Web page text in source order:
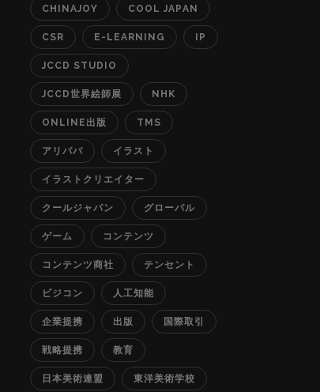
CHINAJOY COOL JAPAN
CSR E-LEARNING IP
JCCD STUDIO
JCCD世界絵師展 NHK
ONLINE出版 TMS
アリババ イラスト
イラストクリエイター
クールジャパン グローバル
ゲーム コンテンツ
コンテンツ商社 テンセント
ビジコン 人工知能
企業提携 出版 国際取引
戦略提携 教育
日本美術連盟 東洋美術学校